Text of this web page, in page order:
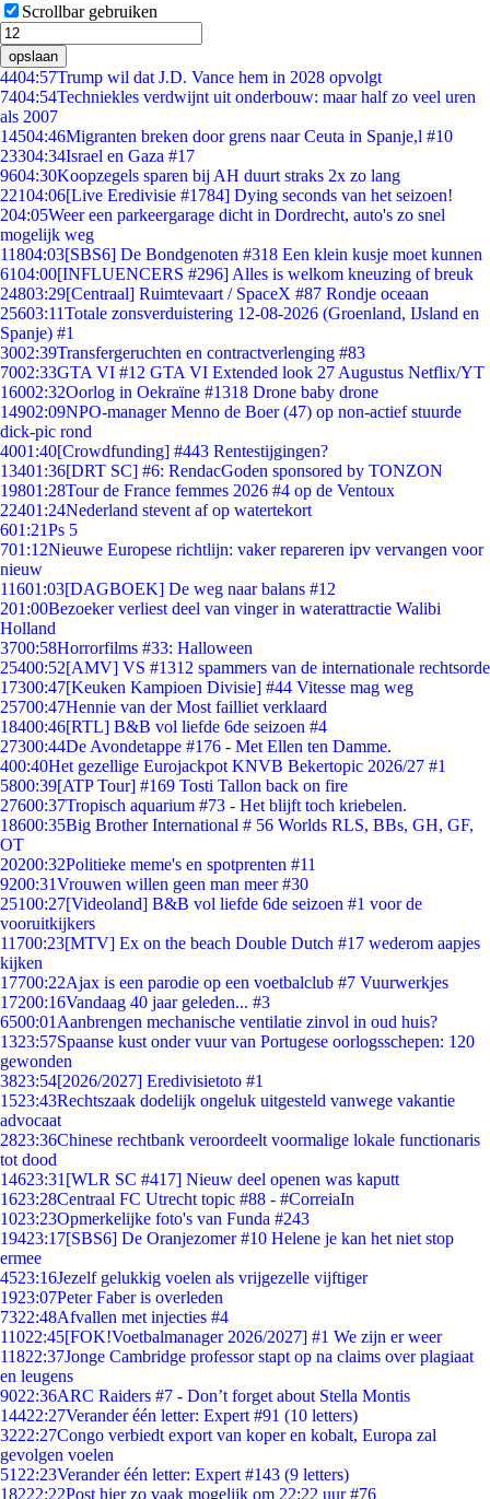
Scrollbar gebruiken
opslaan
4404:57Trump wil dat J.D. Vance hem in 2028 opvolgt
7404:54Techniekles verdwijnt uit onderbouw: maar half zo veel uren
als 2007
14504:46Migranten breken door grens naar Ceuta in Spanje,l #10
23304:34Israel en Gaza #17
9604:30Koopzegels sparen bij AH duurt straks 2x zo lang
22104:06[Live Eredivisie #1784] Dying seconds van het seizoen!
204:05Weer een parkeergarage dicht in Dordrecht, auto's zo snel
mogelijk weg
11804:03[SBS6] De Bondgenoten #318 Een klein kusje moet kunnen
6104:00[INFLUENCERS #296] Alles is welkom kneuzing of breuk
24803:29[Centraal] Ruimtevaart / SpaceX #87 Rondje oceaan
25603:11Totale zonsverduistering 12-08-2026 (Groenland, IJsland en
Spanje) #1
3002:39Transfergeruchten en contractverlenging #83
7002:33GTA VI #12 GTA VI Extended look 27 Augustus Netflix/YT
16002:32Oorlog in Oekraïne #1318 Drone baby drone
14902:09NPO-manager Menno de Boer (47) op non-actief stuurde
dick-pic rond
4001:40[Crowdfunding] #443 Rentestijgingen?
13401:36[DRT SC] #6: RendacGoden sponsored by TONZON
19801:28Tour de France femmes 2026 #4 op de Ventoux
22401:24Nederland stevent af op watertekort
601:21Ps 5
701:12Nieuwe Europese richtlijn: vaker repareren ipv vervangen voor
nieuw
11601:03[DAGBOEK] De weg naar balans #12
201:00Bezoeker verliest deel van vinger in waterattractie Walibi
Holland
3700:58Horrorfilms #33: Halloween
25400:52[AMV] VS #1312 spammers van de internationale rechtsorde
17300:47[Keuken Kampioen Divisie] #44 Vitesse mag weg
25700:47Hennie van der Most failliet verklaard
18400:46[RTL] B&B vol liefde 6de seizoen #4
27300:44De Avondetappe #176 - Met Ellen ten Damme.
400:40Het gezellige Eurojackpot KNVB Bekertopic 2026/27 #1
5800:39[ATP Tour] #169 Tosti Tallon back on fire
27600:37Tropisch aquarium #73 - Het blijft toch kriebelen.
18600:35Big Brother International # 56 Worlds RLS, BBs, GH, GF,
OT
20200:32Politieke meme's en spotprenten #11
9200:31Vrouwen willen geen man meer #30
25100:27[Videoland] B&B vol liefde 6de seizoen #1 voor de
vooruitkijkers
11700:23[MTV] Ex on the beach Double Dutch #17 wederom aapjes
kijken
17700:22Ajax is een parodie op een voetbalclub #7 Vuurwerkjes
17200:16Vandaag 40 jaar geleden... #3
6500:01 Aanbrengen mechanische ventilatie zinvol in oud huis?
1323:57Spaanse kust onder vuur van Portugese oorlogsschepen: 120
gewonden
3823:54[2026/2027] Eredivisietoto #1
1523:43Rechtszaak dodelijk ongeluk uitgesteld vanwege vakantie
advocaat
2823:36Chinese rechtbank veroordeelt voormalige lokale functionaris
tot dood
14623:31 [WLR SC #417] Nieuw deel openen was kaputt
1623:28Centraal FC Utrecht topic #88 - #CorreiaIn
1023:23Opmerkelijke foto's van Funda #243
19423:17[SBS6] De Oranjezomer #10 Helene je kan het niet stop
ermee
4523:16Jezelf gelukkig voelen als vrijgezelle vijftiger
1923:07Peter Faber is overleden
7322:48Afvallen met injecties #4
11022:45[FOK!Voetbalmanager 2026/2027] #1 We zijn er weer
11822:37Jonge Cambridge professor stapt op na claims over plagiaat
en leugens
9022:36ARC Raiders #7 - Don’t forget about Stella Montis
14422:27Verander één letter: Expert #91 (10 letters)
3222:27Congo verbiedt export van koper en kobalt, Europa zal
gevolgen voelen
51 22:23Verander één letter: Expert #143 (9 letters)
18222:22Post hier zo vaak mogelijk om 22:22 uur #76